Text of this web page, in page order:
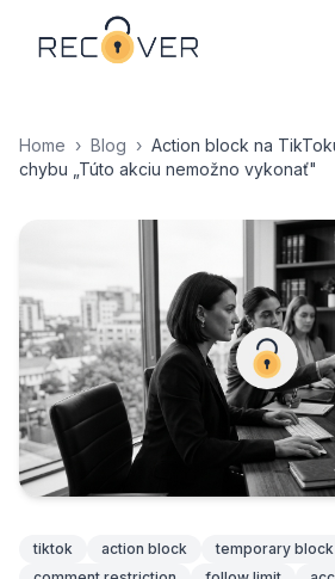
Home › Blog › Action block na
chybu „Túto akciu nemožno vykonať"
tiktok action block
temporary block